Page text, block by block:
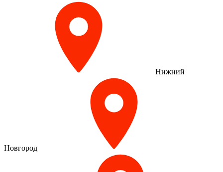
Нижний
Новгород